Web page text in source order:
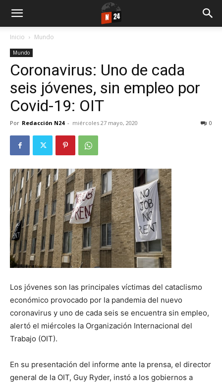
Inicio Mundo
Mundo
Coronavirus: Uno de cada
seis jóvenes, sin empleo por
Covid-19: OIT
Por Redacción N24 - miércoles 27 mayo, 2020 0
Los jóvenes son las principales víctimas del cataclismo
económico provocado por la pandemia del nuevo
coronavirus y uno de cada seis se encuentra sin empleo,
alertó el miércoles la Organización Internacional del
Trabajo (OIT).
En su presentación del informe ante la prensa, el director
general de la OIT, Guy Ryder, instó a los gobiernos a